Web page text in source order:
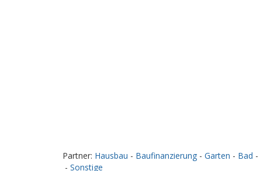
Partner: Hausbau - Baufinanzierung - Garten - Bad -
- Sonstige